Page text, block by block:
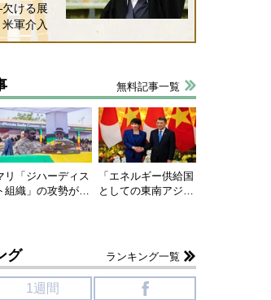
ける展
軍介入
無料記事一覧
リ「ジハーディス
組織」の攻勢が…
「エネルギー供給国
としての東南アジ…
グ ランキング一覧
1週間